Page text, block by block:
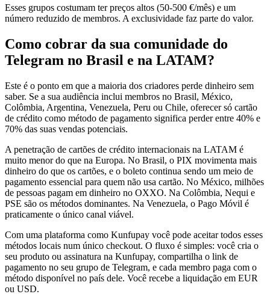
Esses grupos costumam ter preços altos (50-500 €/mês) e um
número reduzido de membros. A exclusividade faz parte do valor.
Como cobrar da sua comunidade do
Telegram no Brasil e na LATAM?
Este é o ponto em que a maioria dos criadores perde dinheiro sem
saber. Se a sua audiência inclui membros no Brasil, México,
Colômbia, Argentina, Venezuela, Peru ou Chile, oferecer só cartão
de crédito como método de pagamento significa perder entre 40% e
70% das suas vendas potenciais.
A penetração de cartões de crédito internacionais na LATAM é
muito menor do que na Europa. No Brasil, o PIX movimenta mais
dinheiro do que os cartões, e o boleto continua sendo um meio de
pagamento essencial para quem não usa cartão. No México, milhões
de pessoas pagam em dinheiro no OXXO. Na Colômbia, Nequi e
PSE são os métodos dominantes. Na Venezuela, o Pago Móvil é
praticamente o único canal viável.
Com uma plataforma como Kunfupay você pode aceitar todos esses
métodos locais num único checkout. O fluxo é simples: você cria o
seu produto ou assinatura na Kunfupay, compartilha o link de
pagamento no seu grupo de Telegram, e cada membro paga com o
método disponível no país dele. Você recebe a liquidação em EUR
ou USD.